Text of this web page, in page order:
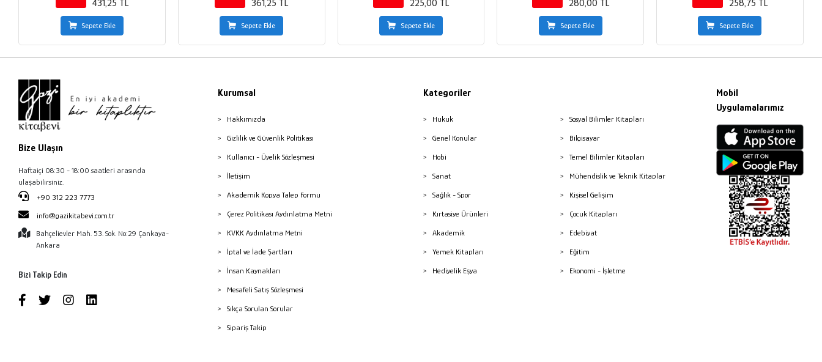
431,25 TL
Sepete Ekle
361,25 TL
Sepete Ekle
225,00 TL
Sepete Ekle
280,00 TL
Sepete Ekle
258,75 TL
Sepete Ekle
Bize Ulaşın
Haftaiçi 08:30 - 18:00 saatleri arasında
ulaşabilirsiniz.
+90 312 223 7773
info@gazikitabevi.com.tr
Bahçelievler Mah. 53. Sok. No:29 Çankaya-
Ankara
Bizi Takip Edin
Kurumsal
Hakkımızda
Gizlilik ve Güvenlik Politikası
Kullanıcı - Üyelik Sözleşmesi
İletişim
Akademik Kopya Talep Formu
Çerez Politikası Aydınlatma Metni
KVKK Aydınlatma Metni
İptal ve İade Şartları
İnsan Kaynakları
Mesafeli Satış Sözleşmesi
Sıkça Sorulan Sorular
Sipariş Takip
Kategoriler
Hukuk
Genel Konular
Hobi
Sanat
Sağlık - Spor
Kırtasiye Ürünleri
Akademik
Yemek Kitapları
Hediyelik Eşya
Sosyal Bilimler Kitapları
Bilgisayar
Temel Bilimler Kitapları
Mühendislik ve Teknik Kitaplar
Kişisel Gelişim
Çocuk Kitapları
Edebiyat
Eğitim
Ekonomi - İşletme
Mobil
Uygulamalarımız